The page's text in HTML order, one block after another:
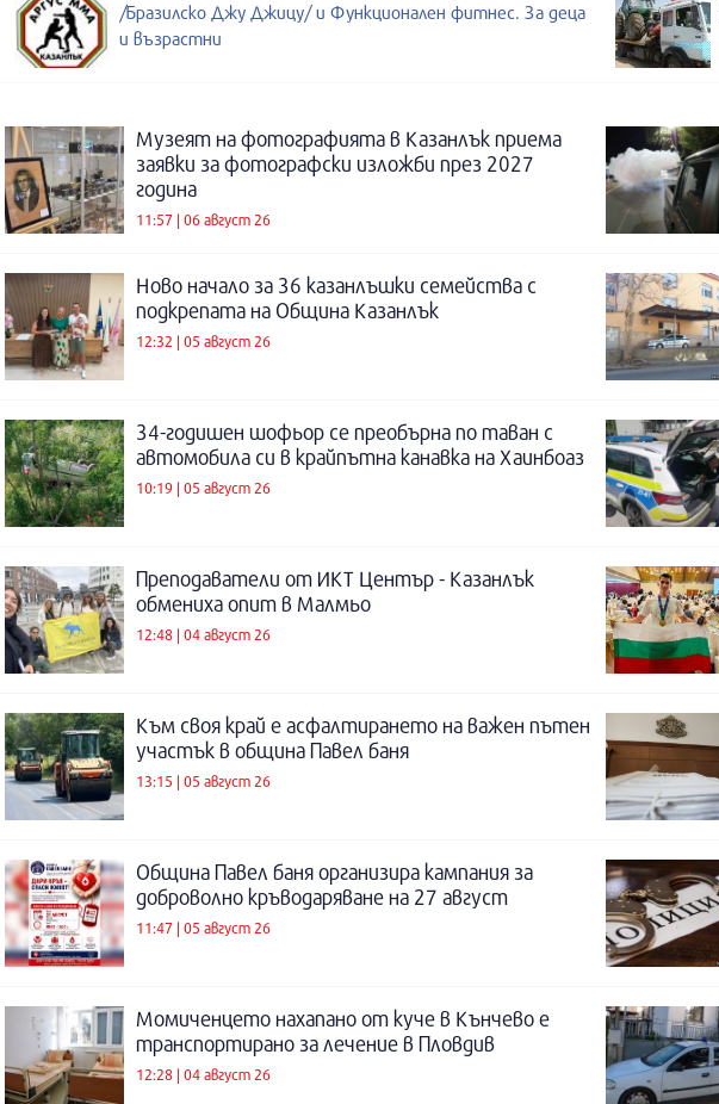
/Бразилско Джу Джицу/ и Функционален фитнес. За деца
и възрастни
Музеят на фотографията в Казанлък приема
заявки за фотографски изложби през 2027
година
11:57 | 06 август 26
Ново начало за 36 казанлъшки семейства с
подкрепата на Община Казанлък
12:32 | 05 август 26
34-годишен шофьор се преобърна по таван с
автомобила си в крайпътна канавка на Хаинбоаз
10:19 | 05 август 26
Преподаватели от ИКТ Център - Казанлък
обмениха опит в Малмьо
12:48 | 04 август 26
Към своя край е асфалтирането на важен пътен
участък в община Павел баня
13:15 | 05 август 26
Община Павел баня организира кампания за
доброволно кръводаряване на 27 август
11:47 | 05 август 26
Момиченцето нахапано от куче в Кънчево е
транспортирано за лечение в Пловдив
12:28 | 04 август 26